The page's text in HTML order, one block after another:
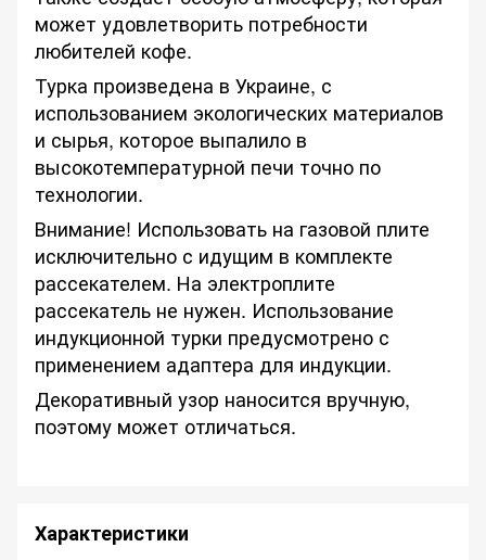
может удовлетворить потребности
любителей кофе.
Турка произведена в Украине, с
использованием экологических материалов
и сырья, которое выпалило в
высокотемпературной печи точно по
технологии.
Внимание! Использовать на газовой плите
исключительно с идущим в комплекте
рассекателем. На электроплите
рассекатель не нужен. Использование
индукционной турки предусмотрено с
применением адаптера для индукции.
Декоративный узор наносится вручную,
поэтому может отличаться.
Характеристики